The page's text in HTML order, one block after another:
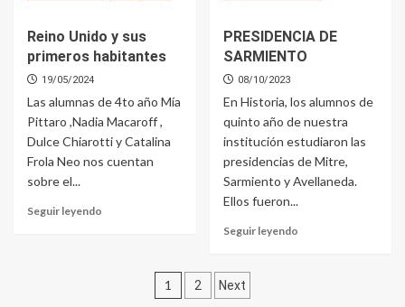
Nórdicos
y
Formación
del
Reino Unido y sus
primeros habitantes
19/05/2024
Las alumnas de 4to año Mía
Pittaro ,Nadia Macaroff ,
Dulce Chiarotti y Catalina
Frola Neo nos cuentan
sobre el...
Seguir leyendo
PRESIDENCIA DE
SARMIENTO
08/10/2023
En Historia, los alumnos de
quinto año de nuestra
institución estudiaron las
presidencias de Mitre,
Sarmiento y Avellaneda.
Ellos fueron...
Seguir leyendoRead
Paginación
1 2 Next